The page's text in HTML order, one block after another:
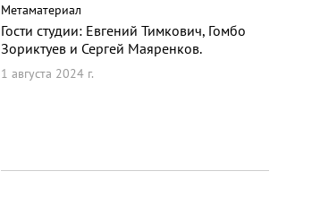
Метаматериал
Гости студии: Евгений Тимкович, Гомбо
Зориктуев и Сергей Маяренков.
1 августа 2024 г.